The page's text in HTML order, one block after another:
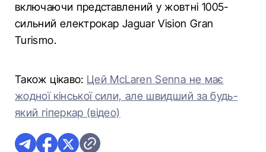
включаючи представлений у жовтні 1005-
сильний електрокар Jaguar Vision Gran
Turismo.
Також цікаво: Цей McLaren Senna не має
жодної кінської сили, але швидший за будь-
який гіперкар (відео)